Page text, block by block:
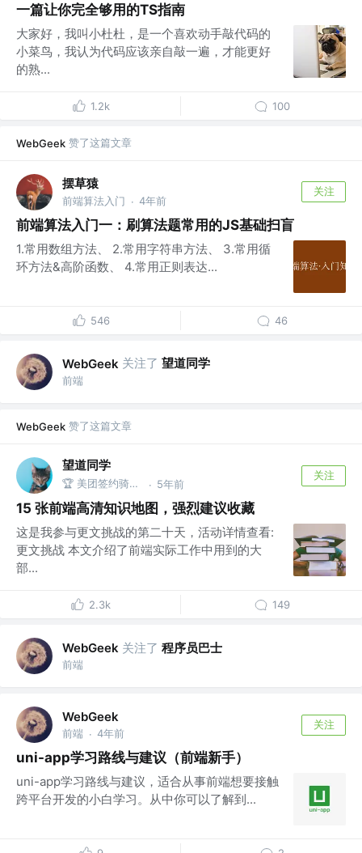
一篇让你完全够用的TS指南
大家好，我叫小杜杜，是一个喜欢动手敲代码的
小菜鸟，我认为代码应该亲自敲一遍，才能更好
的熟...
1.2k 100
WebGeek 赞了这篇文章
摆草猿
前端算法入门 · 4年前
关注
前端算法入门一：刷算法题常用的JS基础扫盲
1.常用数组方法、 2.常用字符串方法、 3.常用循
环方法&高阶函数、 4.常用正则表达...
546 46
WebGeek 关注了 望道同学
前端
WebGeek 赞了这篇文章
望道同学
🏆 美团签约骑手 @. · 5年前
关注
15 张前端高清知识地图，强烈建议收藏
这是我参与更文挑战的第二十天，活动详情查看:
更文挑战 本文介绍了前端实际工作中用到的大
部...
2.3k 149
WebGeek 关注了 程序员巴士
前端
WebGeek
前端 · 4年前
关注
uni-app学习路线与建议（前端新手）
uni-app学习路线与建议，适合从事前端想要接触
跨平台开发的小白学习。从中你可以了解到...